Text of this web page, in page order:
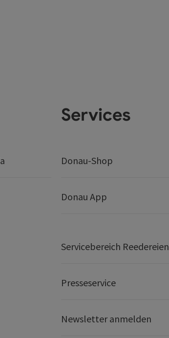
Services
Donau-Shop
Donau App
Servicebereich Reedereien
Presseservice
Newsletter anmelden